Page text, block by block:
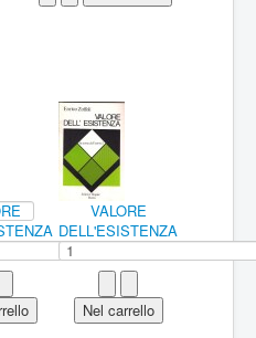
VALORE
DELL'ESISTENZA